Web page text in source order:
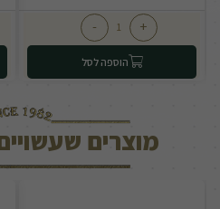
+
-
הוספה לסל
מוצרים